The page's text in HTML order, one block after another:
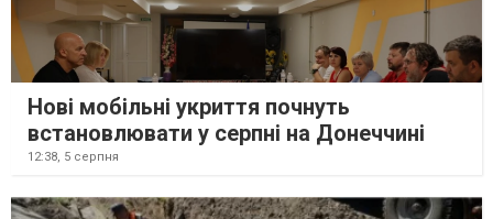
Нові мобільні укриття почнуть
встановлювати у серпні на Донеччині
12:38, 5 серпня